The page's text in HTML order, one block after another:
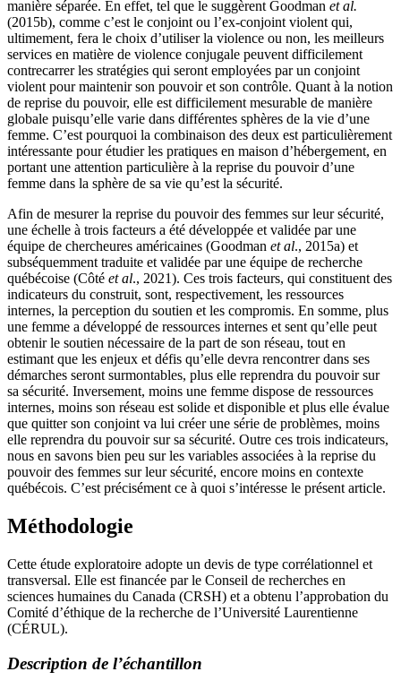
manière séparée. En effet, tel que le suggèrent Goodman et al.
(2015b), comme c’est le conjoint ou l’ex-conjoint violent qui,
ultimement, fera le choix d’utiliser la violence ou non, les meilleurs
services en matière de violence conjugale peuvent difficilement
contrecarrer les stratégies qui seront employées par un conjoint
violent pour maintenir son pouvoir et son contrôle. Quant à la notion
de reprise du pouvoir, elle est difficilement mesurable de manière
globale puisqu’elle varie dans différentes sphères de la vie d’une
femme. C’est pourquoi la combinaison des deux est particulièrement
intéressante pour étudier les pratiques en maison d’hébergement, en
portant une attention particulière à la reprise du pouvoir d’une
femme dans la sphère de sa vie qu’est la sécurité.
Afin de mesurer la reprise du pouvoir des femmes sur leur sécurité,
une échelle à trois facteurs a été développée et validée par une
équipe de chercheures américaines (Goodman et al., 2015a) et
subséquemment traduite et validée par une équipe de recherche
québécoise (Côté et al., 2021). Ces trois facteurs, qui constituent des
indicateurs du construit, sont, respectivement, les ressources
internes, la perception du soutien et les compromis. En somme, plus
une femme a développé de ressources internes et sent qu’elle peut
obtenir le soutien nécessaire de la part de son réseau, tout en
estimant que les enjeux et défis qu’elle devra rencontrer dans ses
démarches seront surmontables, plus elle reprendra du pouvoir sur
sa sécurité. Inversement, moins une femme dispose de ressources
internes, moins son réseau est solide et disponible et plus elle évalue
que quitter son conjoint va lui créer une série de problèmes, moins
elle reprendra du pouvoir sur sa sécurité. Outre ces trois indicateurs,
nous en savons bien peu sur les variables associées à la reprise du
pouvoir des femmes sur leur sécurité, encore moins en contexte
québécois. C’est précisément ce à quoi s’intéresse le présent article.
Méthodologie
Cette étude exploratoire adopte un devis de type corrélationnel et
transversal. Elle est financée par le Conseil de recherches en
sciences humaines du Canada (CRSH) et a obtenu l’approbation du
Comité d’éthique de la recherche de l’Université Laurentienne
(CÉRUL).
Description de l’échantillon